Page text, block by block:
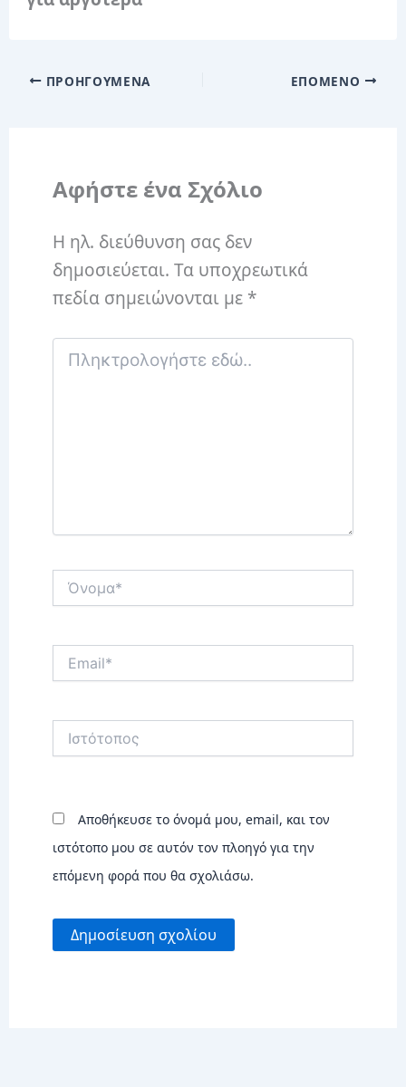
ΠΡΟΗΓΟΎΜΕΝΑ ΕΠΌΜΕΝΟ
Αφήστε ένα Σχόλιο
Η ηλ. διεύθυνση σας δεν
δημοσιεύεται. Τα υποχρεωτικά
πεδία σημειώνονται με *
Πληκτρολογήστε
εδώ..
Όνομα*
Ιστότοπος
Αποθήκευσε το όνομά μου, email, και τον
ιστότοπο μου σε αυτόν τον πλοηγό για την
επόμενη φορά που θα σχολιάσω.